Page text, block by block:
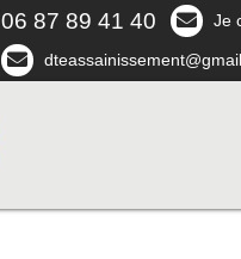
06 87 89 41 40 Je